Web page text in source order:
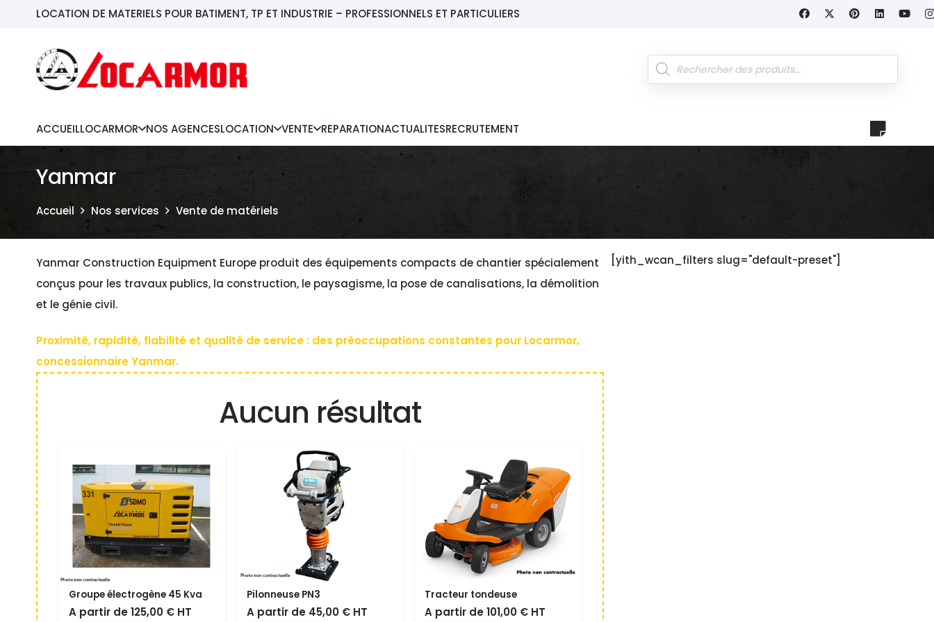
LOCATION DE MATERIELS POUR BATIMENT, TP ET INDUSTRIE – PROFESSIONNELS ET PARTICULIERS
Recherche
de
produits
ACCUEILLOCARMOR NOS AGENCESLOCATION VENTE REPARATIONACTUALITESRECRUTEMENT
Yanmar
Accueil Nos services Vente de matériels
Yanmar Construction Equipment Europe produit des équipements compacts de chantier spécialement
conçus pour les travaux publics, la construction, le paysagisme, la pose de canalisations, la démolition
et le génie civil.
Proximité, rapidité, fiabilité et qualité de service : des préoccupations constantes pour Locarmor,
concessionnaire Yanmar.
Aucun résultat
Groupe électrogène 45 Kva
A partir deLe
125,00 €LeHT
Pilonneuse PN3
A partir de Le
45,00 €LeHT
Tracteur tondeuse
A partir de Le
101,00 €LeHT
[yith_wcan_filters slug="default-preset"]